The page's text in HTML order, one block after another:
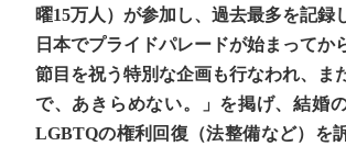
曜15万人）が参加し、過去最多を記録
日本でプライドパレードが始まってか
節目を祝う特別な企画も行なわれ、ま
で、あきらめない。」を掲げ、結婚
LGBTQの権利回復（法整備など）を